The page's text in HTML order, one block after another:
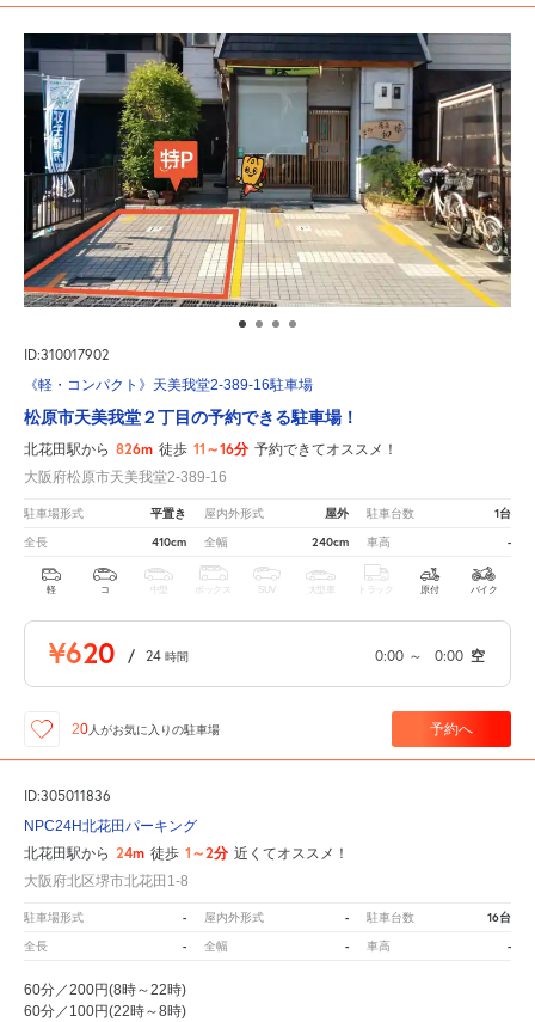
ID:310017902
《軽・コンパクト》天美我堂2-389-16駐車場
松原市天美我堂２丁目の予約できる駐車場！
北花田駅から 826m 徒歩 11～16分 予約できてオススメ！
大阪府松原市天美我堂2-389-16
駐車場形式 平置き 屋内外形式 屋外 駐車台数 1台
全長 410cm 全幅 240cm 車高 -
軽 コ 中型 ボックス SUV 大型車 トラック 原付 バイク
¥620 / 24 時間 0:00 ～ 0:00 空
20人がお気に入りの駐車場 予約へ
ID:305011836
NPC24H北花田パーキング
北花田駅から 24m 徒歩 1～2分 近くてオススメ！
大阪府北区堺市北花田1-8
駐車場形式 - 屋内外形式 - 駐車台数 16台
全長 - 全幅 - 車高 -
60分／200円(8時～22時)
60分／100円(22時～8時)